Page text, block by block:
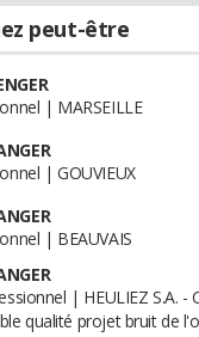
peut-être
| MARSEILLE
| GOUVIEUX
| BEAUVAIS
| HEULIEZ S.A. -
qualité projet bruit de